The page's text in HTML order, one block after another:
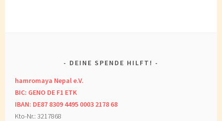
DEINE SPENDE HILFT!
hamromaya Nepal e.V.
BIC: GENO DE F1 ETK
IBAN: DE87 8309 4495 0003 2178 68
Kto-Nr.: 3217868